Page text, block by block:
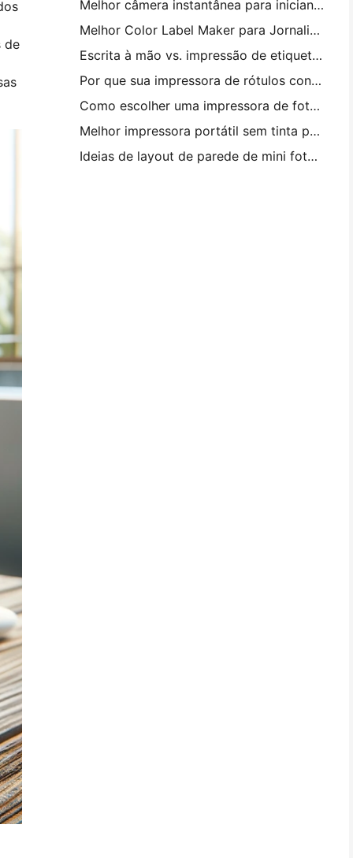
de
Melhor câmera instantânea para iniciantes que não querem desperdiçar papel
Melhor Color Label Maker para Jornalismo e Scrapbooking: Adicione Mais Cor a Cada Página
Escrita à mão vs. impressão de etiquetas de transporte: dicas para pequenas empresas em 2026
Por que sua impressora de rótulos continua bloqueando?
Como escolher uma impressora de fotos de bolso: um guia completo para usuários de jornal, viagens e iPhone
Melhor impressora portátil sem tinta para viagens, escola e trabalho móvel: Hanin MT620 Pro Review
Ideias de layout de parede de mini foto e dicas para decoração de quarto e dormitório